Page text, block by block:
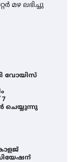
മഴ ലഭിച്ചു
വോയിസ്
ചെയ്യുന്നു